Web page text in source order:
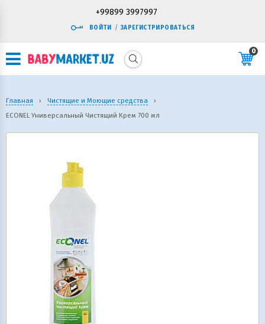
+99899 3997997
ВОЙТИ / ЗАРЕГИСТРИРОВАТЬСЯ
0
Главная › Чистящие и Моющие средства
›
ECONEL Универсальный Чистящий Крем 700 мл